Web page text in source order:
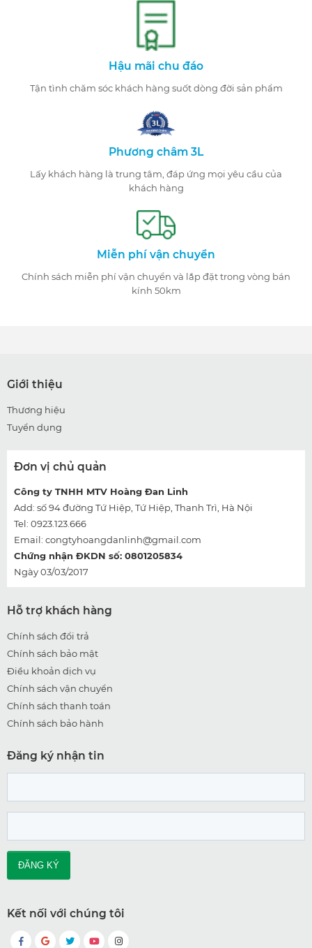
Hậu mãi chu đáo
Tận tình chăm sóc khách hàng suốt dòng đời sản phẩm
Phương châm 3L
Lấy khách hàng là trung tâm, đáp ứng mọi yêu cầu của
khách hàng
Miễn phí vận chuyển
Chính sách miễn phí vận chuyển và lắp đặt trong vòng bán
kính 50km
Giới thiệu
Thương hiệu
Tuyển dụng
Đơn vị chủ quản
Công ty TNHH MTV Hoàng Đan Linh
Add: số 94 đường Tứ Hiệp, Tứ Hiệp, Thanh Trì, Hà Nội
Tel: 0923.123.666
Email: congtyhoangdanlinh@gmail.com
Chứng nhận ĐKDN số: 0801205834
Ngày 03/03/2017
Hỗ trợ khách hàng
Chính sách đổi trả
Chính sách bảo mật
Điều khoản dịch vụ
Chính sách vận chuyển
Chính sách thanh toán
Chính sách bảo hành
Đăng ký nhận tin
Kết nối với chúng tôi